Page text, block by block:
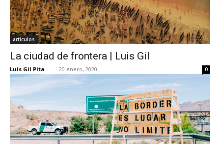
artículos
La ciudad de frontera | Luis Gil
Luis Gil Pita - 20 enero, 2020 0